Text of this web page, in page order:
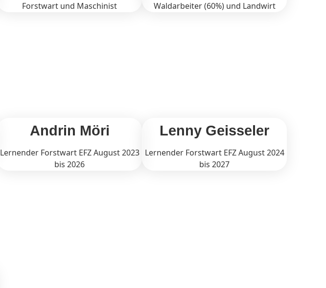
Forstwart und Maschinist Waldarbeiter (60%) und Landwirt
Andrin Möri
Lernender Forstwart EFZ August 2023
bis 2026
Lenny Geisseler
Lernender Forstwart EFZ August 2024
bis 2027